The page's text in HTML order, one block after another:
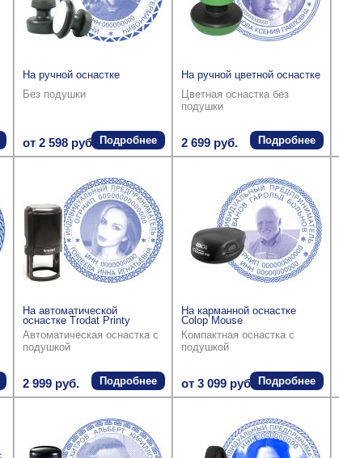
На ручной оснастке
Без подушки
от 2 598 руб. Подробнее
На ручной цветной оснастке
Цветная оснастка без
подушки
2 699 руб. Подробнее
На автоматической
оснастке Trodat Printy
Автоматическая оснастка с
подушкой
2 999 руб. Подробнее
На карманной оснастке
Colop Mouse
Компактная оснастка с
подушкой
от 3 099 руб. Подробнее